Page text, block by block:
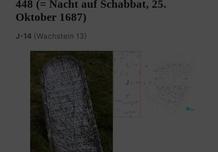
448 (= Nacht auf Schabbat, 25.
Oktober 1687)
J-14(Wachstein 13)